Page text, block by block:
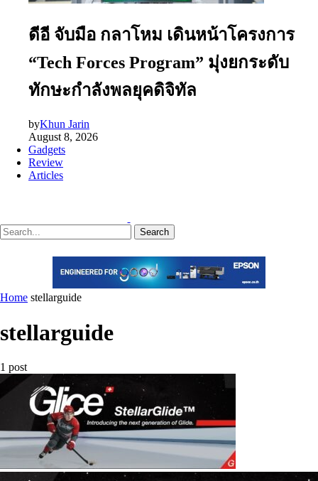
ดีอี จับมือ กลาโหม เดินหน้าโครงการ
“Tech Forces Program” มุ่งยกระดับ
ทักษะกำลังพลยุคดิจิทัล
byKhun Jarin
August 8, 2026
Gadgets
Review
Articles
Search
Home stellarguide
stellarguide
1 post